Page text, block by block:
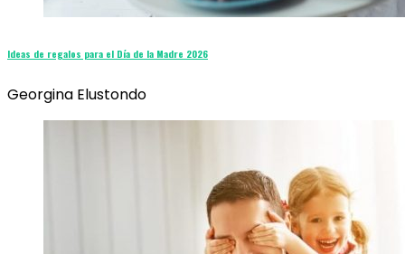
Ideas de regalos para el Día de la Madre 2026
Georgina Elustondo